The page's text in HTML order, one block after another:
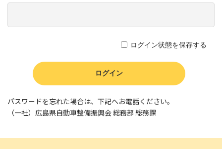
ログイン状態を保存する
パスワードを忘れた場合は、下記へお電話ください。
（一社）広島県自動車整備振興会 総務部 総務課